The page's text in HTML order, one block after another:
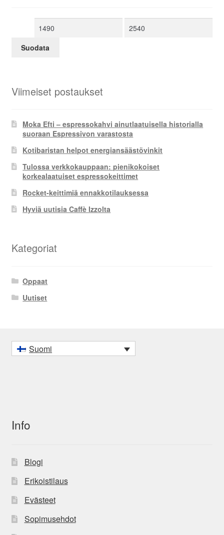
Minimihinta Maksimihinta
Suodata
Viimeiset postaukset
Moka Efti – espressokahvi ainutlaatuisella historialla
suoraan Espressivon varastosta
Kotibaristan helpot energiansäästövinkit
Tulossa verkkokauppaan: pienikokoiset
korkealaatuiset espressokeittimet
Rocket-keittimiä ennakkotilauksessa
Hyviä uutisia Caffè Izzolta
Kategoriat
Oppaat
Uutiset
Suomi
Info
Blogi
Erikoistilaus
Evästeet
Sopimusehdot